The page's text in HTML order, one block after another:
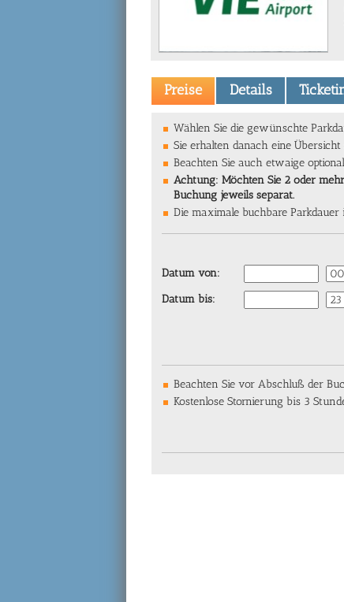
Preise Details
Wählen Sie die gewünschte
Sie erhalten danach eine
Beachten Sie auch etwaige
Achtung: Möchten Sie 2 oder
Buchung jeweils separat.
Die maximale buchbare Parkdauer
Datum von:
Datum bis:
Beachten Sie vor Abschluß der
Kostenlose Stornierung bis 3